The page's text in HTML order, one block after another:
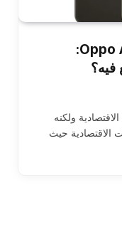
سعر و مواصفات Oppo A5 Pro 4G:
فيه؟
أطلقت أوبو أحدث هواتفها من فئة ال A الاقتصادية ولكنه
الاقتصادية حيث